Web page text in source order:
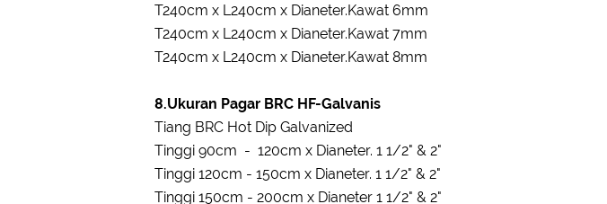
T240cm x L240cm x Dianeter.Kawat 6mm
T240cm x L240cm x Dianeter.Kawat 7mm
T240cm x L240cm x Dianeter.Kawat 8mm
8.Ukuran Pagar BRC HF-Galvanis
Tiang BRC Hot Dip Galvanized
Tinggi 90cm - 120cm x Dianeter. 1 1/2" & 2"
Tinggi 120cm - 150cm x Dianeter. 1 1/2" & 2"
Tinggi 150cm - 200cm x Dianeter 1 1/2" & 2"